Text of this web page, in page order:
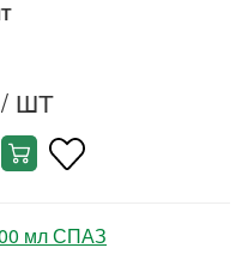
/ ШТ
мл СПАЗ